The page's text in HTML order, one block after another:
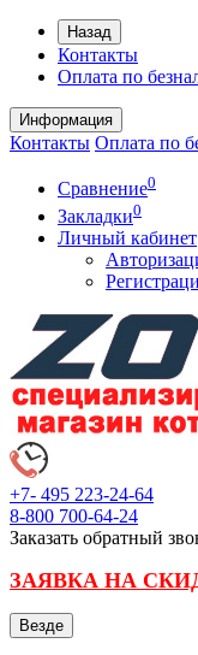
Назад
Контакты
Оплата по
Информация
Контакты Оплата по
Сравнение0
Закладки0
Личный кабинет
+7- 495 223-24-64
8-800 700-64-24
Заказать обратный
ЗАЯВКА НА
Везде